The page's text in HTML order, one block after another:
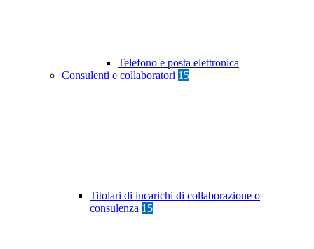
Telefono e posta elettronica
Consulenti e collaboratori 15
Titolari di incarichi di collaborazione o
consulenza 15